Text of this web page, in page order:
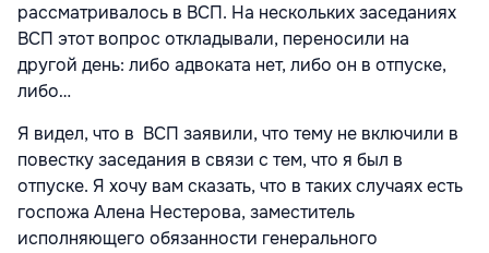
рассматривалось в ВСП. На нескольких заседаниях
ВСП этот вопрос откладывали, переносили на
другой день: либо адвоката нет, либо он в отпуске,
либо…
Я видел, что в ВСП заявили, что тему не включили в
повестку заседания в связи с тем, что я был в
отпуске. Я хочу вам сказать, что в таких случаях есть
госпожа Алена Нестерова, заместитель
исполняющего обязанности генерального